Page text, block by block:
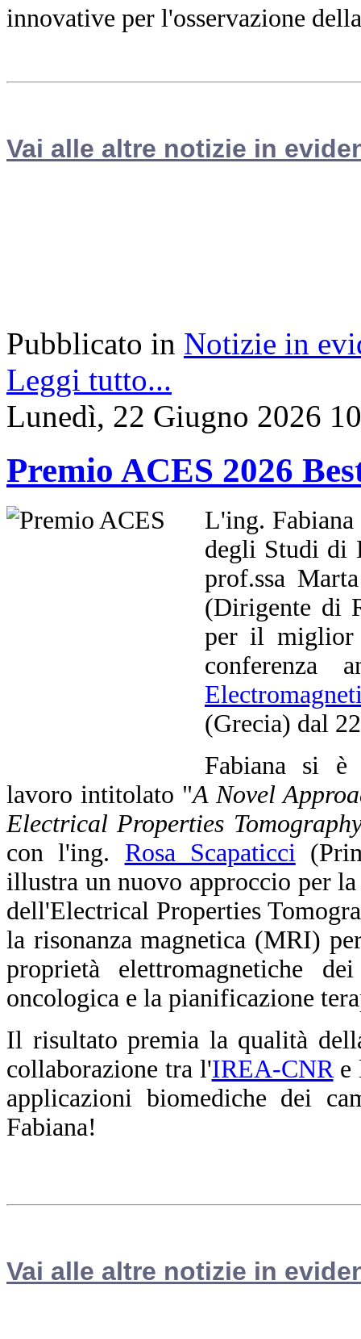
innovative per l'osservazione
Vai alle altre notizie in
Pubblicato in Notizie in
Leggi tutto...
Lunedì, 22 Giugno 2026
Premio ACES 2026
L'ing.
degli Studi di
prof.ssa
(Dirigente di
per il miglior
conferenza
(Grecia) dal
Fabiana si è
lavoro intitolato "A Novel
Electrical Properties
con l'ing. Rosa Scapaticci
illustra un nuovo approccio per
dell'Electrical Properties
la risonanza magnetica (MRI)
proprietà elettromagnetiche
oncologica e la pianificazione
Il risultato premia la qualità
collaborazione tra l'IREA-CNR e
applicazioni biomediche dei
Fabiana!
Vai alle altre notizie in